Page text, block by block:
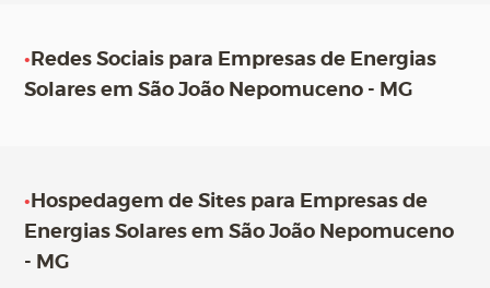
• Redes Sociais para Empresas de Energias
Solares em São João Nepomuceno - MG
• Hospedagem de Sites para Empresas de
Energias Solares em São João Nepomuceno
- MG